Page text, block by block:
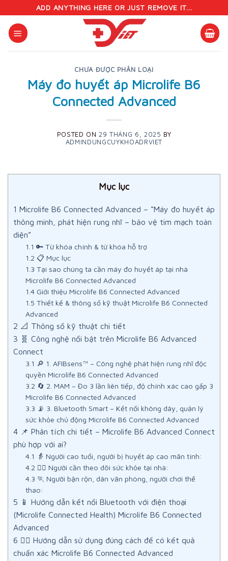
content
ADD ANYTHING HERE OR JUST REMOVE IT...
CHƯA ĐƯỢC PHÂN LOẠI
Máy đo huyết áp Microlife B6
Connected Advanced
POSTED ON29 THÁNG 6, 2025 BY
ADMINDUNGCUYKHOADRVIET
Mục lục
1 Microlife B6 Connected Advanced – “Máy đo huyết áp
thông minh, phát hiện rung nhĩ – bảo vệ tim mạch toàn
diện”
1.1 🔑 Từ khóa chính & từ khóa hỗ trợ
1.2 📋 Mục lục
1.3 Tại sao chúng ta cần máy đo huyết áp tại nhà
Microlife B6 Connected Advanced
1.4Giới thiệu Microlife B6 Connected Advanced
1.5 Thiết kế & thông số kỹ thuật Microlife B6 Connected
Advanced
2 📐 Thông số kỹ thuật chi tiết
3 🧬 Công nghệ nổi bật trên Microlife B6 Advanced
Connect
3.1 🔎 1. AFIBsens™ – Công nghệ phát hiện rung nhĩ độc
quyền Microlife B6 Connected Advanced
3.2 🔄 2. MAM – Đo 3 lần liên tiếp, độ chính xác cao gấp 3
Microlife B6 Connected Advanced
3.3 📡 3. Bluetooth Smart – Kết nối không dây, quản lý
sức khỏe chủ động Microlife B6 Connected Advanced
4 📌 Phân tích chi tiết – Microlife B6 Advanced Connect
phù hợp với ai?
4.1 👵 Người cao tuổi, người bị huyết áp cao mãn tính:
4.2 🧑‍⚕️ Người cần theo dõi sức khỏe tại nhà:
4.3 🏃 Người bận rộn, dân văn phòng, người chơi thể
thao:
5 📱 Hướng dẫn kết nối Bluetooth với điện thoại
(Microlife Connected Health) Microlife B6 Connected
Advanced
6 🧑‍⚕️ Hướng dẫn sử dụng đúng cách để có kết quả
chuẩn xác Microlife B6 Connected Advanced